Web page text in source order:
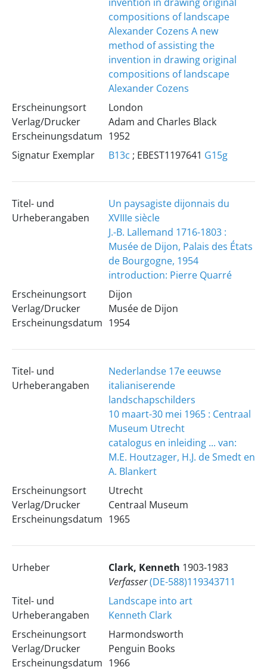
compositions of landscape
Alexander Cozens A new
method of assisting the
invention in drawing original
compositions of landscape
Alexander Cozens
Erscheinungsort
Verlag/Drucker
Erscheinungsdatum
London
Adam and Charles Black
1952
Signatur Exemplar
B13c ; EBEST1197641 G15g
Titel- und
Urheberangaben
Un paysagiste dijonnais du
XVIIIe siècle
J.-B. Lallemand 1716-1803 :
Musée de Dijon, Palais des États
de Bourgogne, 1954
introduction: Pierre Quarré
Erscheinungsort
Verlag/Drucker
Erscheinungsdatum
Dijon
Musée de Dijon
1954
Titel- und
Urheberangaben
Nederlandse 17e eeuwse
italianiserende
landschapschilders
10 maart-30 mei 1965 : Centraal
Museum Utrecht
catalogus en inleiding ... van:
M.E. Houtzager, H.J. de Smedt en
A. Blankert
Erscheinungsort
Verlag/Drucker
Erscheinungsdatum
Utrecht
Centraal Museum
1965
Urheber Clark, Kenneth 1903-1983
Verfasser(DE-588)119343711
Titel- und
Urheberangaben
Landscape into art
Kenneth Clark
Erscheinungsort
Verlag/Drucker
Erscheinungsdatum
Harmondsworth
Penguin Books
1966